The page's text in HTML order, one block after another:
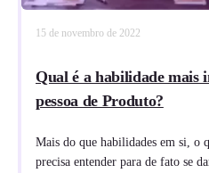
15 de novembro de 2022
Qual é a habilidade mais
pessoa de Produto?
Mais do que habilidades em si, o
precisa entender para de fato se